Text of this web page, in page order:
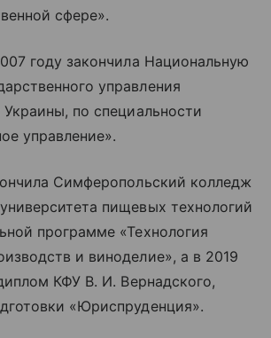
сфере».
году закончила Национальную
управления
Украины, по специальности
управление».
Симферопольский колледж
пищевых технологий
программе «Технология
и виноделие», а в 2019
КФУ В. И. Вернадского,
«Юриспруденция».